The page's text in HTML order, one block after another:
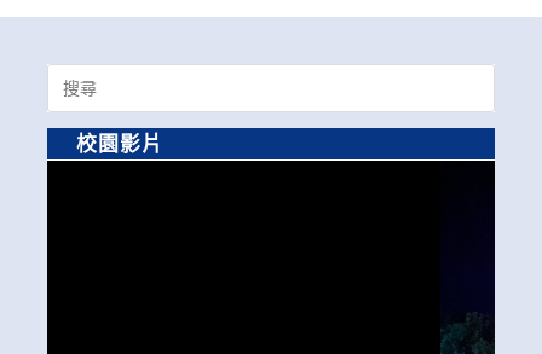
Search
for:
校園影片